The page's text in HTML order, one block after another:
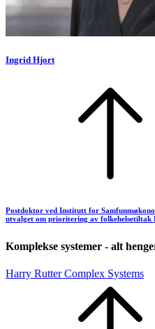
Ingrid Hjort
Postdoktor ved Institutt for
utvalget om prioritering av
Komplekse systemer - alt
Harry Rutter Complex Systems